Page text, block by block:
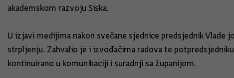
akademskom razvoju Siska.
U izjavi medijima nakon svečane sjednice predsjednik Vlade
strpljenju. Zahvalio je i izvođačima radova te
kontinuirano u komunikaciji i suradnji sa županijom.